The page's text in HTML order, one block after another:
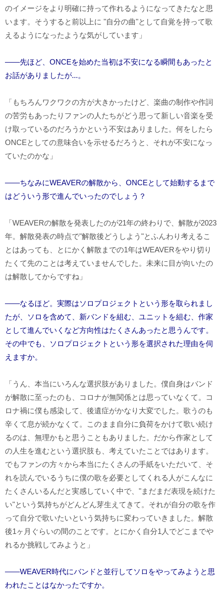
のイメージをより明確に持って作れるようになってきたなと思
います。そうすると前以上に "自分の曲"として自覚を持って歌
えるようになったような気がしています」
――先ほど、ONCEを始めた当初は不安になる瞬間もあったと
お話がありましたが...。
「もちろんワクワクの方が大きかったけど、楽曲の制作や作詞
の苦労もあったりファンの人たちがどう思って新しい音楽を受
け取っているのだろうかという不安はありました。何をしたら
ONCEとしての意味合いを示せるだろうと、それが不安になっ
ていたのかな」
――ちなみにWEAVERの解散から、ONCEとして始動するまで
はどういう形で進んでいったのでしょう？
「WEAVERの解散を発表したのが21年の終わりで、解散が2023
年。解散発表の時点で"解散後どうしよう"とふんわり考えるこ
とはあっても、とにかく解散までの1年はWEAVERをやり切り
たくて先のことは考えていませんでした。未来に目が向いたの
は解散してからですね」
――なるほど。実際はソロプロジェクトという形を取られまし
たが、ソロを含めて、新バンドを組む、ユニットを組む、作家
として進んでいくなど方向性はたくさんあったと思うんです。
その中でも、ソロプロジェクトという形を選択された理由を伺
えますか。
「うん、本当にいろんな選択肢がありました。僕自身はバンド
が解散に至ったのも、コロナが無関係とは思っていなくて。コ
ロナ禍に僕も感染して、後遺症がかなり大変でした。歌うのも
辛くて息が続かなくて。このまま自分に負荷をかけて歌い続け
るのは、無理かもと思うこともありました。だから作家として
の人生を進むという選択肢も、考えていたことではあります。
でもファンの方々から本当にたくさんの手紙をいただいて、そ
れを読んでいるうちに僕の歌を必要としてくれる人がこんなに
たくさんいるんだと実感していく中で、"まだまだ表現を続けた
い"という気持ちがどんどん芽生えてきて。それが自分の歌を作
って自分で歌いたいという気持ちに変わっていきました。解散
後1ヶ月ぐらいの間のことです。とにかく自分1人でどこまでや
れるか挑戦してみようと」
――WEAVER時代にバンドと並行してソロをやってみようと思
われたことはなかったですか。